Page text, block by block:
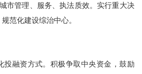
市管理、服务、执法质效。实行重大决
范化建设综治中心。
融资方式。积极争取中央资金，鼓励